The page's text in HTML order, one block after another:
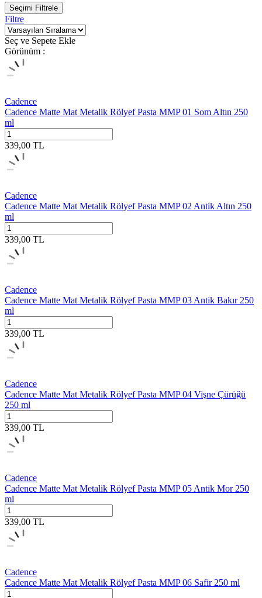
Seçimi Filtrele
Filtre
Seç ve Sepete Ekle
Görünüm :
Cadence
Cadence Matte Mat Metalik Rölyef Pasta MMP 01 Som Altın 250
ml
339,00 TL
Cadence
Cadence Matte Mat Metalik Rölyef Pasta MMP 02 Antik Altın 250
ml
339,00 TL
Cadence
Cadence Matte Mat Metalik Rölyef Pasta MMP 03 Antik Bakır 250
ml
339,00 TL
Cadence
Cadence Matte Mat Metalik Rölyef Pasta MMP 04 Vişne Çürüğü
250 ml
339,00 TL
Cadence
Cadence Matte Mat Metalik Rölyef Pasta MMP 05 Antik Mor 250
ml
339,00 TL
Cadence
Cadence Matte Mat Metalik Rölyef Pasta MMP 06 Safir 250 ml